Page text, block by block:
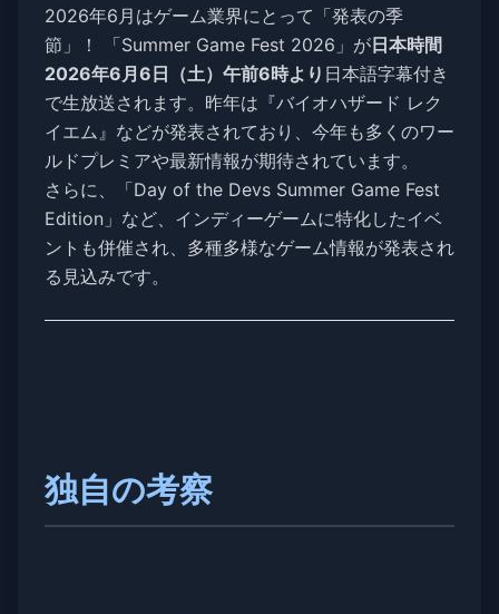
2026年6月はゲーム業界にとって「発表の季
節」！ 「Summer Game Fest 2026」が日本時間
2026年6月6日（土）午前6時より 日本語字幕付き
で生放送されます。昨年は『バイオハザード レク
イエム』などが発表されており、今年も多くのワー
ルドプレミアや最新情報が期待されています。
さらに、「Day of the Devs Summer Game Fest
Edition」など、インディーゲームに特化したイベ
ントも併催され、多種多様なゲーム情報が発表され
る見込みです。
独自の考察